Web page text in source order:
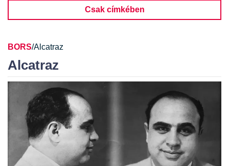
Csak címkében
BORS/Alcatraz
Alcatraz